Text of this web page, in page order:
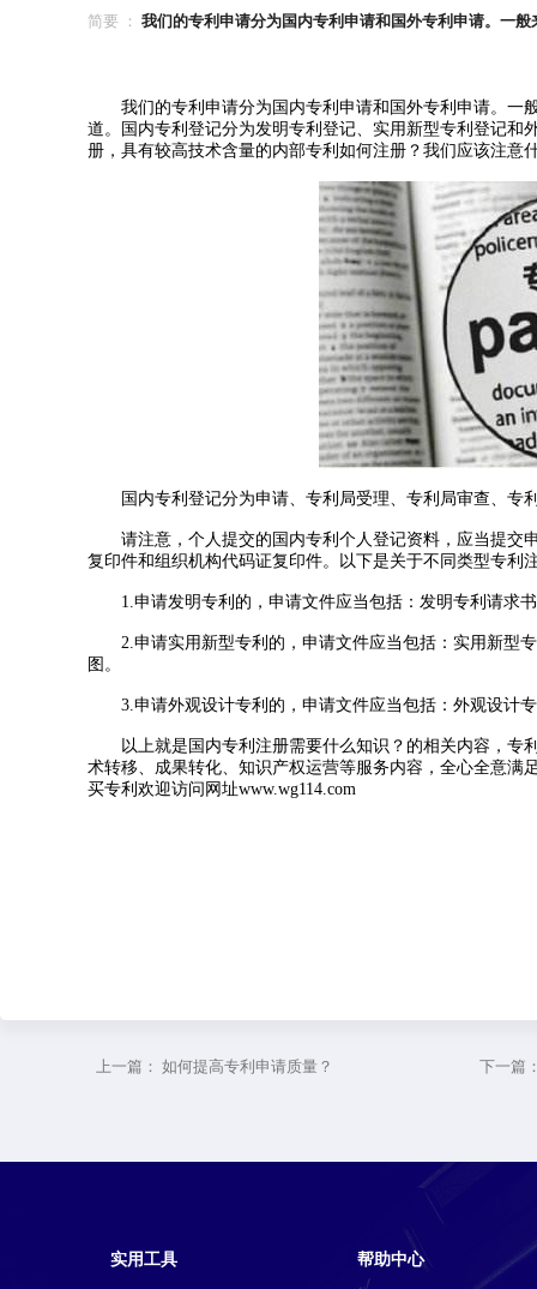
简要 ： 我们的专利申请分为国内专利申请和国外专利申请。一般
我们的专利申请分为国内专利申请和国外专利申请。一
道。国内专利登记分为发明专利登记、实用新型专利登记
册，具有较高技术含量的内部专利如何注册？我们应该注意
国内专利登记分为申请、专利局受理、专利局审查、专
请注意，个人提交的国内专利个人登记资料，应当提交
复印件和组织机构代码证复印件。以下是关于不同类型专利
1.申请发明专利的，申请文件应当包括：发明专利请求
2.申请实用新型专利的，申请文件应当包括：实用新型
图。
3.申请外观设计专利的，申请文件应当包括：外观设计
以上就是国内专利注册需要什么知识？的相关内容，专
术转移、成果转化、知识产权运营等服务内容，全心全意
买专利欢迎访问网址www.wg114.com
上一篇： 如何提高专利申请质量？ 下一篇
实用工具 帮助中心